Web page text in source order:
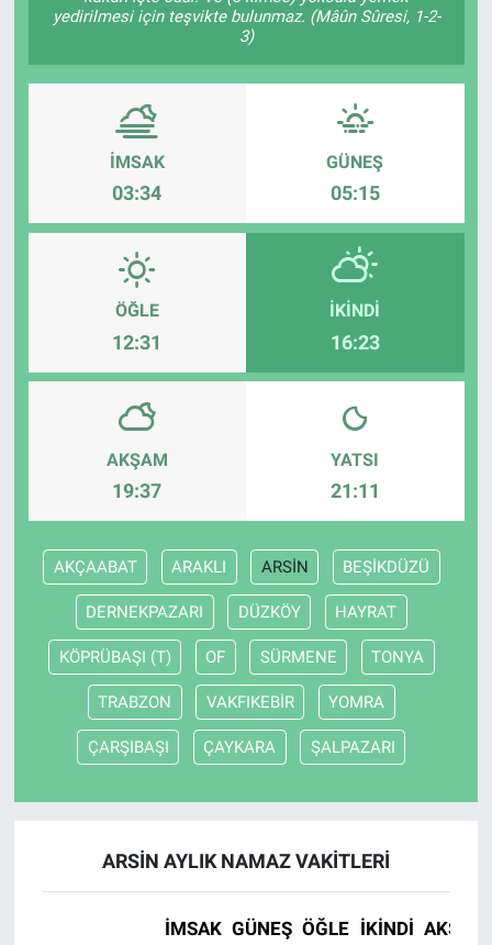
yedirilmesi için teşvikte bulunmaz. (Mâûn Sûresi, 1-2-
3)
İMSAK
03:34
GÜNEŞ
05:15
ÖĞLE
12:31
İKINDI
16:23
AKŞAM
19:37
YATSI
21:11
AKÇAABAT ARAKLI ARSİN BEŞİKDÜZÜ
DERNEKPAZARI DÜZKÖY HAYRAT
KÖPRÜBAŞI (T) OF SÜRMENE TONYA
TRABZON VAKFIKEBİR YOMRA
ÇARŞIBAŞI ÇAYKARA ŞALPAZARI
ARSİN AYLIK NAMAZ VAKITLERI
İMSAK GÜNEŞ ÖĞLE İKINDI AKŞAM